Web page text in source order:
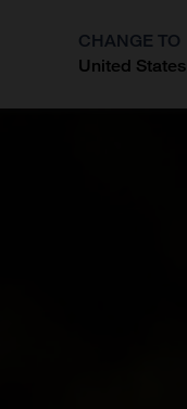
CHANGE TO
United States